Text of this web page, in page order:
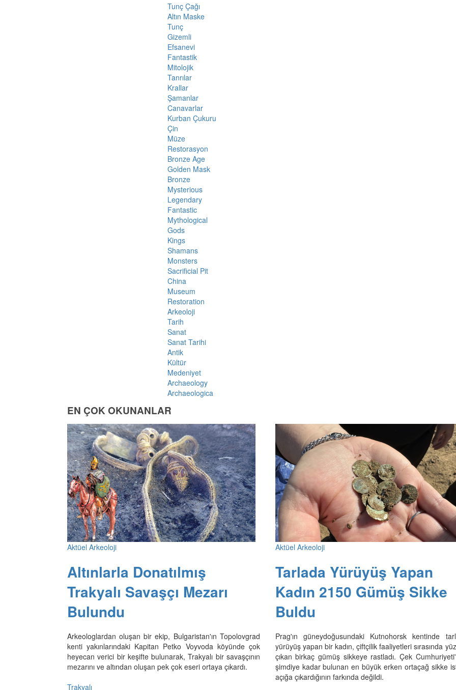
Tunç Çağı
Altın Maske
Tunç
Gizemli
Efsanevi
Fantastik
Mitolojik
Tanrılar
Krallar
Şamanlar
Canavarlar
Kurban Çukuru
Çin
Müze
Restorasyon
Bronze Age
Golden Mask
Bronze
Mysterious
Legendary
Fantastic
Mythological
Gods
Kings
Shamans
Monsters
Sacrificial Pit
China
Museum
Restoration
Arkeoloji
Tarih
Sanat
Sanat Tarihi
Antik
Kültür
Medeniyet
Archaeology
Archaeologica
EN ÇOK OKUNANLAR
Aktüel Arkeoloji
Altınlarla Donatılmış
Trakyalı Savaşçı Mezarı
Bulundu
Arkeologlardan oluşan bir ekip, Bulgaristan'ın Topolovgrad
kenti yakınlarındaki Kapitan Petko Voyvoda köyünde çok
heyecan verici bir keşifte bulunarak, Trakyalı bir savaşçının
mezarını ve altından oluşan pek çok eseri ortaya çıkardı.
Trakyalı
Aktüel Arkeoloji
Tarlada Yürüyüş Yapan
Kadın 2150 Gümüş Sikke
Buldu
Prag'ın güneydoğusundaki Kutnohorsk kentinde
yürüyüş yapan bir kadın, çiftçilik faaliyetleri sırasında
çıkan birkaç gümüş sikkeye rastladı. Çek
şimdiye kadar bulunan en büyük erken ortaçağ sikke
açığa çıkardığının farkında değildi.